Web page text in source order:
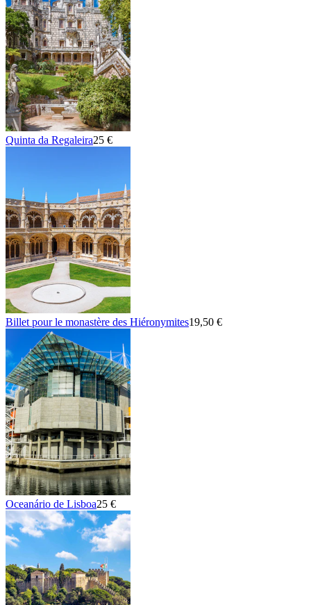
Quinta da Regaleira25 €
Billet pour le monastère des Hiéronymites19,50 €
Oceanário de Lisboa25 €